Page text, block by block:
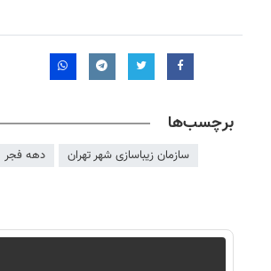
برچسب‌ها
سازمان زیباسازی شهر تهران دهه فجر